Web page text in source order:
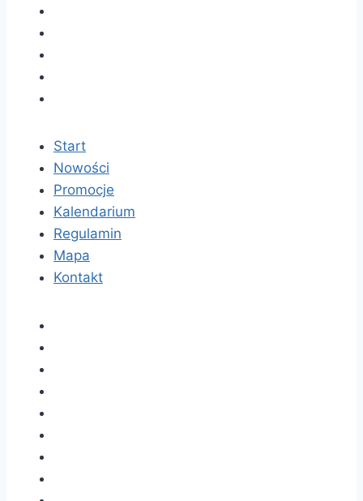
Start
Nowości
Promocje
Kalendarium
Regulamin
Mapa
Kontakt